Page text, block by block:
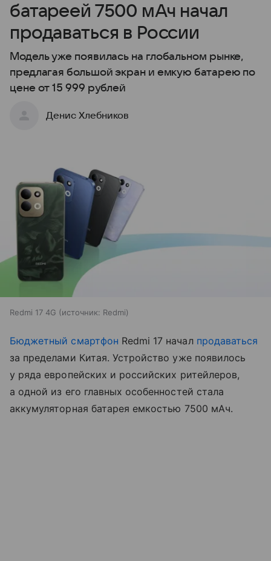
батареей 7500 мАч начал
продаваться в России
Модель уже появилась на глобальном рынке,
предлагая большой экран и емкую батарею по
цене от 15 999 рублей
Денис Хлебников
Redmi 17 4G источник: Redmi
Бюджетный смартфон Redmi 17 начал продаваться
за пределами Китая. Устройство уже появилось
у ряда европейских и российских ритейлеров,
а одной из его главных особенностей стала
аккумуляторная батарея емкостью 7500 мАч.